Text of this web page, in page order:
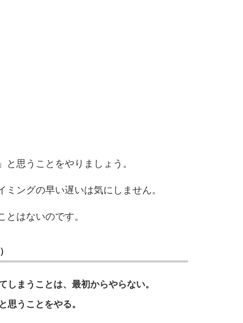
と思うことをやりましょう。
ングの早い遅いは気にしません。
はないのです。
しまうことは、最初からやらない。
思うことをやる。